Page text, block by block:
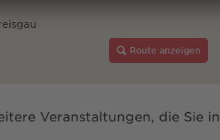
Route anzeigen
Veranstaltungen, die Sie